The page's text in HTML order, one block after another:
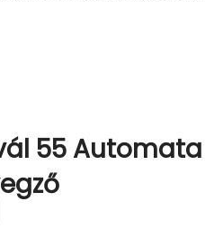
55 Automata